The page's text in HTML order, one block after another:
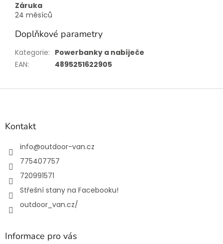
Záruka
24 měsíců
Doplňkové parametry
Kategorie: Powerbanky a nabíječe
EAN: 4895251622905
Z
Kontakt
info@outdoor-van.cz
775407757
720991571
Střešní stany na Facebooku!
outdoor_van.cz/
Informace pro vás